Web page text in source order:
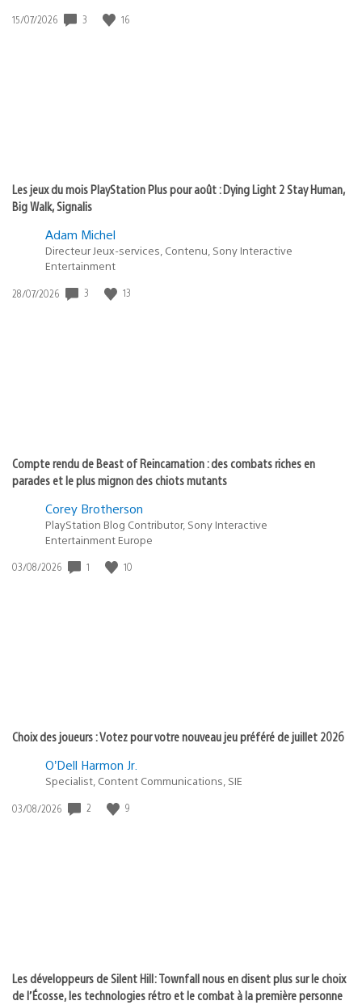
Date
15/07/2026 3 16
Les jeux du mois PlayStation Plus pour août : Dying Light 2 Stay Human,
Big Walk, Signalis
Adam Michel
Directeur Jeux-services, Contenu, Sony Interactive
Entertainment
Date
28/07/2026 3 13
Compte rendu de Beast of Reincarnation : des combats riches en
parades et le plus mignon des chiots mutants
Corey Brotherson
PlayStation Blog Contributor, Sony Interactive
Entertainment Europe
Date
03/08/2026 1 10
Choix des joueurs : Votez pour votre nouveau jeu préféré de juillet 2026
O’Dell Harmon Jr.
Specialist, Content Communications, SIE
Date
03/08/2026 2 9
Les développeurs de Silent Hill: Townfall nous en disent plus sur le choix
de l’Écosse, les technologies rétro et le combat à la première personne